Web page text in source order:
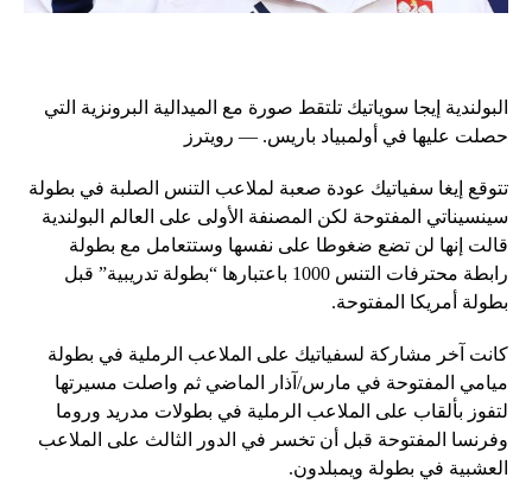
البولندية إيجا سوياتيك تلتقط صورة مع الميدالية البرونزية التي
حصلت عليها في أولمبياد باريس. — رويترز
تتوقع إيغا سفياتيك عودة صعبة لملاعب التنس الصلبة في بطولة
سينسيناتي المفتوحة لكن المصنفة الأولى على العالم البولندية
قالت إنها لن تضع ضغوطا على نفسها وستتعامل مع بطولة
رابطة محترفات التنس 1000 باعتبارها “بطولة تدريبية” قبل
بطولة أمريكا المفتوحة.
كانت آخر مشاركة لسفياتيك على الملاعب الرملية في بطولة
ميامي المفتوحة في مارس/آذار الماضي ثم واصلت مسيرتها
لتفوز بألقاب على الملاعب الرملية في بطولات مدريد وروما
وفرنسا المفتوحة قبل أن تخسر في الدور الثالث على الملاعب
العشبية في بطولة ويمبلدون.